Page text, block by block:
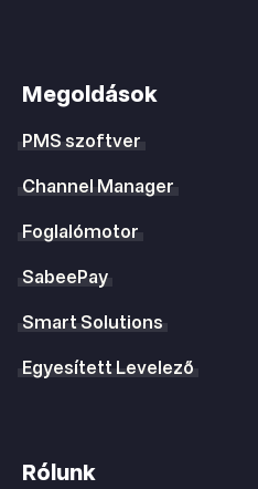
Megoldások
PMS szoftver
Channel Manager
Foglalómotor
SabeePay
Smart Solutions
Egyesített Levelező
Rólunk